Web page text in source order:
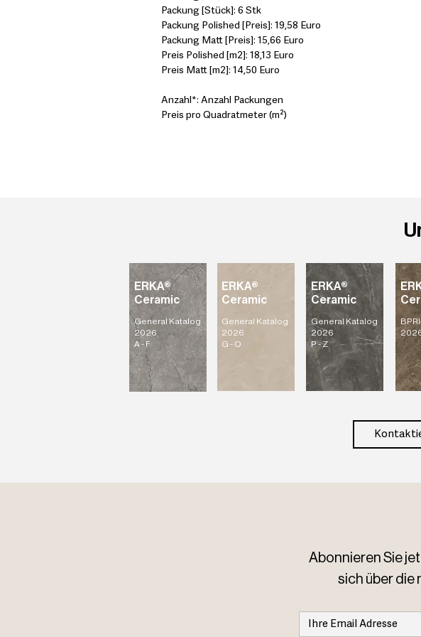
Packung [Stück]: 6 Stk
Packung Polished [Preis]: 19,58 Euro
Packung Matt [Preis]: 15,66 Euro
Preis Polished [m2]: 18,13 Euro
Preis Matt [m2]: 14,50 Euro
Anzahl*: Anzahl Packungen
Preis pro Quadratmeter (m²)
ERKA®
Ceramic
General Katalog
2026
G - O
ERKA®
Ceramic
General Katalog
2026
A - F
ERKA®
Ceramic
General Katalog
2026
P - Z
Abonnieren Sie
sich über die